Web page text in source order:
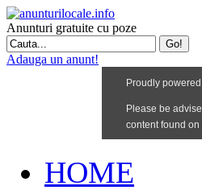
Anunturi gratuite cu poze
Adauga un anunt!
HOME